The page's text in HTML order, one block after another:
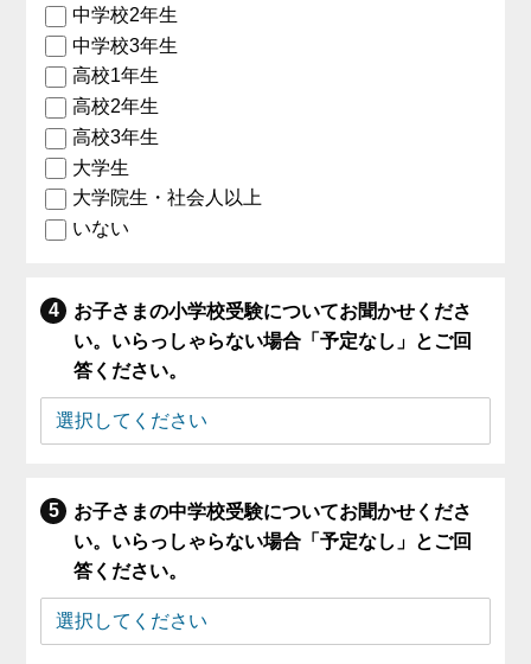
中学校2年生
中学校3年生
高校1年生
高校2年生
高校3年生
大学生
大学院生・社会人以上
いない
お子さまの小学校受験についてお聞かせくださ
い。いらっしゃらない場合「予定なし」とご回
答ください。
お子さまの中学校受験についてお聞かせくださ
い。いらっしゃらない場合「予定なし」とご回
答ください。